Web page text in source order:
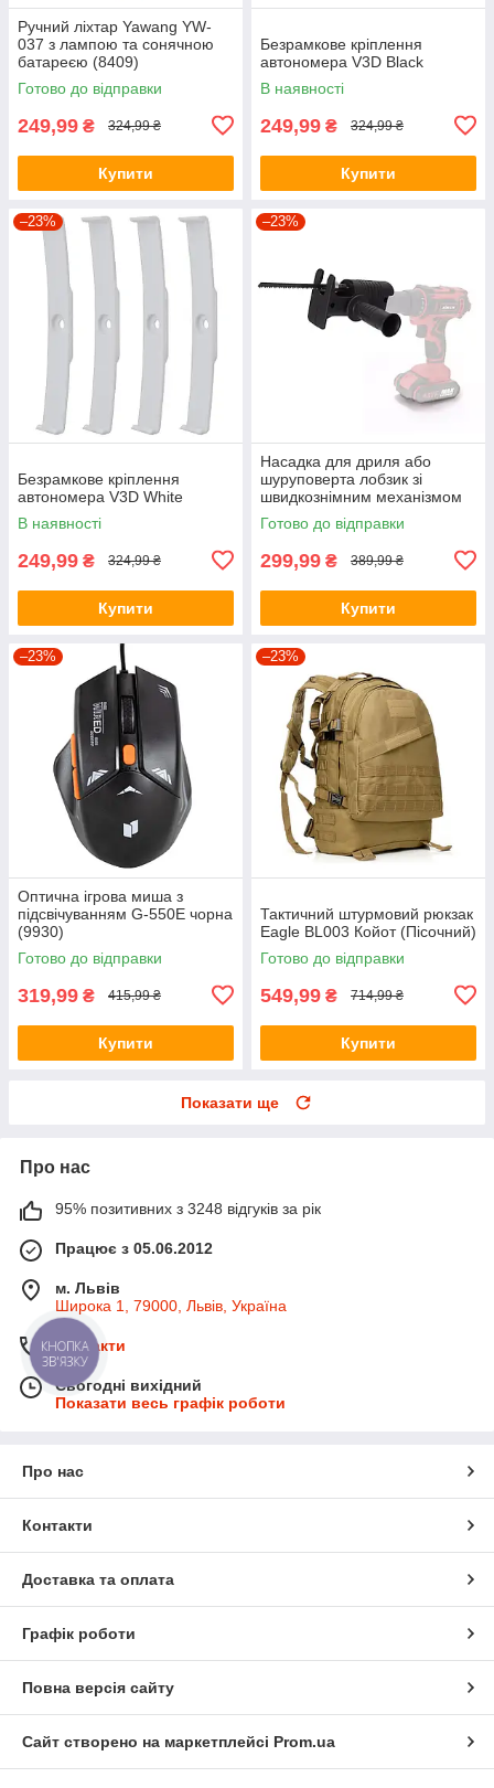
Ручний ліхтар Yawang YW-
037 з лампою та сонячною
батареєю (8409)
Готово до відправки
249,99 ₴ 324,99 ₴
Купити
Безрамкове кріплення
автономера V3D Black
В наявності
249,99 ₴ 324,99 ₴
Купити
–23%
Безрамкове кріплення
автономера V3D White
В наявності
249,99 ₴ 324,99 ₴
Купити
–23%
Насадка для дриля або
шуруповерта лобзик зі
швидкознімним механізмом
SAW KT-107
Готово до відправки
299,99 ₴ 389,99 ₴
Купити
–23%
Оптична ігрова миша з
підсвічуванням G-550E чорна
(9930)
Готово до відправки
319,99 ₴ 415,99 ₴
Купити
–23%
Тактичний штурмовий рюкзак
Eagle BL003 Койот (Пісочний)
Готово до відправки
549,99 ₴ 714,99 ₴
Купити
Показати ще
Про нас
95% позитивних з 3248 відгуків за рік
Працює з 05.06.2012
м. Львів
Широка 1, 79000, Львів, Україна
Контакти
Сьогодні вихідний
Показати весь графік роботи
Про нас
Контакти
Доставка та оплата
Графік роботи
Повна версія сайту
Сайт створено на маркетплейсі Prom.ua
КНОПКА
ЗВ'ЯЗКУ